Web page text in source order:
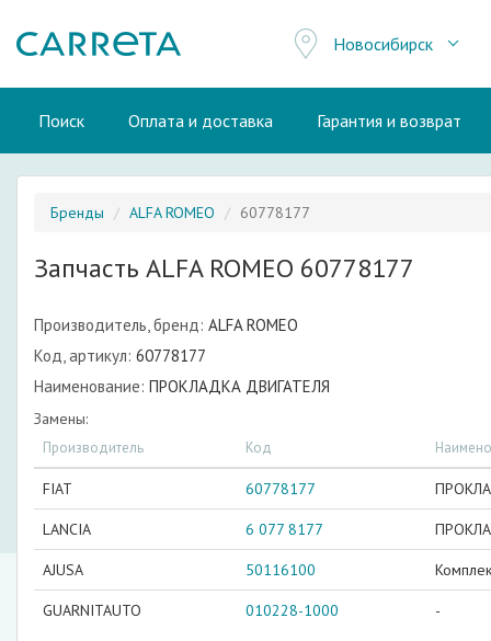
Новосибирск
Поиск Оплата и доставка Гарантия и возврат
Бренды ALFA ROMEO 60778177
Запчасть ALFA ROMEO 60778177
Производитель, бренд: ALFA ROMEO
Код, артикул: 60778177
Наименование: ПРОКЛАДКА ДВИГАТЕЛЯ
Замены:
Производитель Код
FIAT 60778177
LANCIA 6 077 8177
AJUSA 50116100
GUARNITAUTO 010228-1000 -